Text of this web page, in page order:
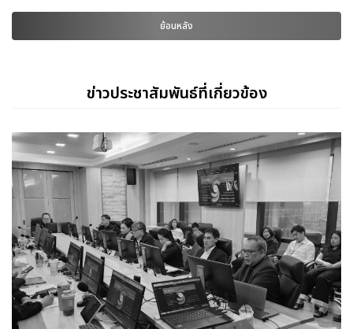
ย้อนหลัง
ข่าวประชาสัมพันธ์ที่เกี่ยวข้อง